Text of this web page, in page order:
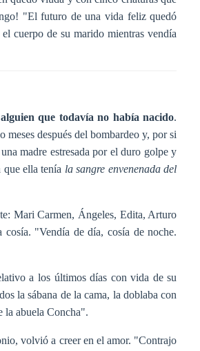
"El futuro de una vida feliz quedó
cuerpo de su marido mientras vendía
que todavía no había nacido.
después del bombardeo y, por si
madre estresada por el duro golpe y
ella tenía la sangre envenenada del
Mari Carmen, Ángeles, Edita, Arturo
"Vendía de día, cosía de noche.
a los últimos días con vida de su
la sábana de la cama, la doblaba con
la abuela Concha".
volvió a creer en el amor. "Contrajo